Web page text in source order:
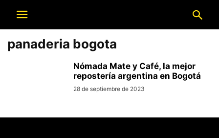
panaderia bogota
Nómada Mate y Café, la mejor
repostería argentina en Bogotá
28 de septiembre de 2023